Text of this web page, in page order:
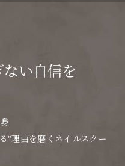
い自信を
"理由を磨くネイルスクー